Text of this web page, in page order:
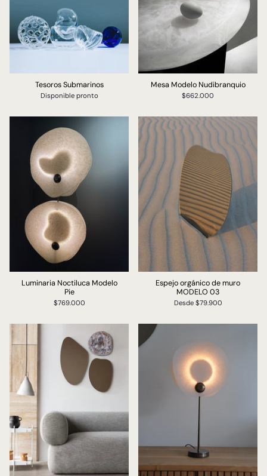
Tesoros Submarinos
Disponible pronto
Mesa Modelo Nudibranquio
$662.000
Luminaria Noctiluca Modelo
Pie
$769.000
Espejo orgánico de muro
MODELO 03
Desde$79.900